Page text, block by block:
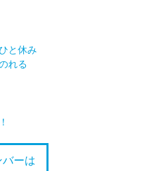
と休み
れる
ーは